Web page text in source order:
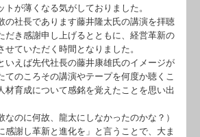
トが薄くなる気がしておりました。
の社長であります藤井隆太氏の講演を拝聴
だき感謝申し上げるとともに、経営革新の
ていただく時間となりました。
いえば先代社長の藤井康雄氏のイメージが
てのころその講演やテープを何度か聴くこ
材育成について感銘を覚えたことを思い出
なのに何故、龍太にしなかったのかな？）
感謝し革新と進化を」と言うことで、大ま